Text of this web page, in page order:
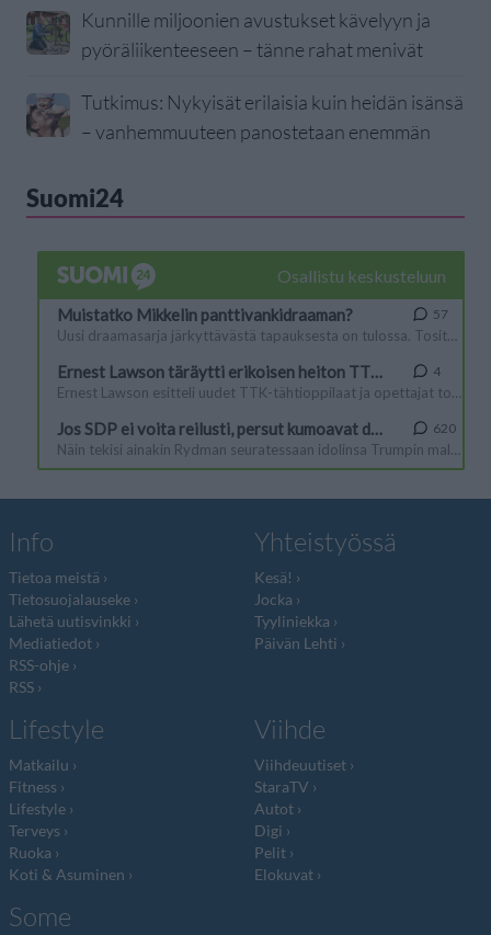
Kunnille miljoonien avustukset kävelyyn ja
pyöräliikenteeseen – tänne rahat menivät
Tutkimus: Nykyisät erilaisia kuin heidän isänsä
– vanhemmuuteen panostetaan enemmän
Suomi24
Info
Tietoa meistä
Tietosuojalauseke
Lähetä uutisvinkki
Mediatiedot
RSS-ohje
RSS
Yhteistyössä
Kesä!
Jocka
Tyyliniekka
Päivän Lehti
Lifestyle
Matkailu
Fitness
Lifestyle
Terveys
Ruoka
Koti & Asuminen
Viihde
Viihdeuutiset
StaraTV
Autot
Digi
Pelit
Elokuvat
Some